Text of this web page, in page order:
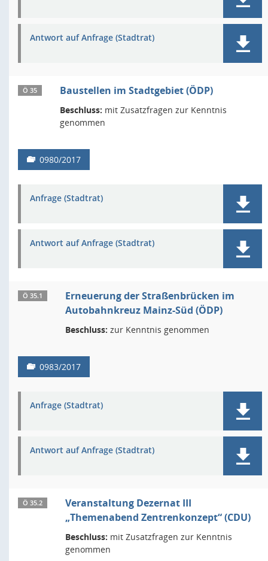
Antwort auf Anfrage (Stadtrat)
Ö 35 Baustellen im Stadtgebiet (ÖDP)
Beschluss: mit Zusatzfragen zur Kenntnis
genommen
0980/2017
Anfrage (Stadtrat)
Antwort auf Anfrage (Stadtrat)
Ö 35.1
Erneuerung der Straßenbrücken im
Autobahnkreuz Mainz-Süd (ÖDP)
Beschluss: zur Kenntnis genommen
0983/2017
Anfrage (Stadtrat)
Antwort auf Anfrage (Stadtrat)
Ö 35.2
Veranstaltung Dezernat III
„Themenabend Zentrenkonzept“ (CDU)
Beschluss: mit Zusatzfragen zur Kenntnis
genommen